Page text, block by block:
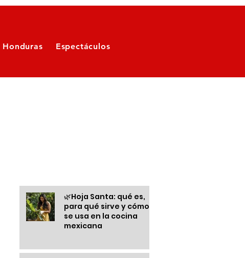
Honduras Espectáculos
🌿Hoja Santa: qué es,
para qué sirve y cómo
se usa en la cocina
mexicana